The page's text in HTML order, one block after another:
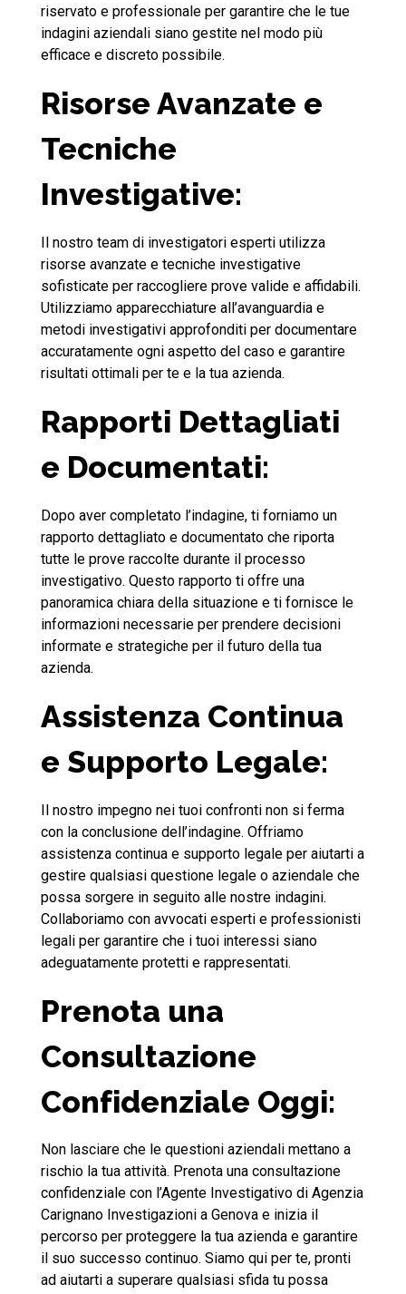
riservato e professionale per garantire che le tue
indagini aziendali siano gestite nel modo più
efficace e discreto possibile.
Risorse Avanzate e
Tecniche
Investigative:
Il nostro team di investigatori esperti utilizza
risorse avanzate e tecniche investigative
sofisticate per raccogliere prove valide e affidabili.
Utilizziamo apparecchiature all’avanguardia e
metodi investigativi approfonditi per documentare
accuratamente ogni aspetto del caso e garantire
risultati ottimali per te e la tua azienda.
Rapporti Dettagliati
e Documentati:
Dopo aver completato l’indagine, ti forniamo un
rapporto dettagliato e documentato che riporta
tutte le prove raccolte durante il processo
investigativo. Questo rapporto ti offre una
panoramica chiara della situazione e ti fornisce le
informazioni necessarie per prendere decisioni
informate e strategiche per il futuro della tua
azienda.
Assistenza Continua
e Supporto Legale:
Il nostro impegno nei tuoi confronti non si ferma
con la conclusione dell’indagine. Offriamo
assistenza continua e supporto legale per aiutarti a
gestire qualsiasi questione legale o aziendale che
possa sorgere in seguito alle nostre indagini.
Collaboriamo con avvocati esperti e professionisti
legali per garantire che i tuoi interessi siano
adeguatamente protetti e rappresentati.
Prenota una
Consultazione
Confidenziale Oggi:
Non lasciare che le questioni aziendali mettano a
rischio la tua attività. Prenota una consultazione
confidenziale con l’Agente Investigativo di Agenzia
Carignano Investigazioni a Genova e inizia il
percorso per proteggere la tua azienda e garantire
il suo successo continuo. Siamo qui per te, pronti
ad aiutarti a superare qualsiasi sfida tu possa